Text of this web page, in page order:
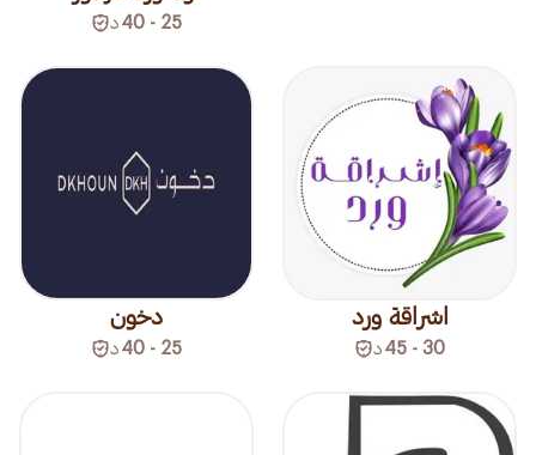
25 - 40 د
اشراقة ورد
30 - 45 د
دخون
25 - 40 د